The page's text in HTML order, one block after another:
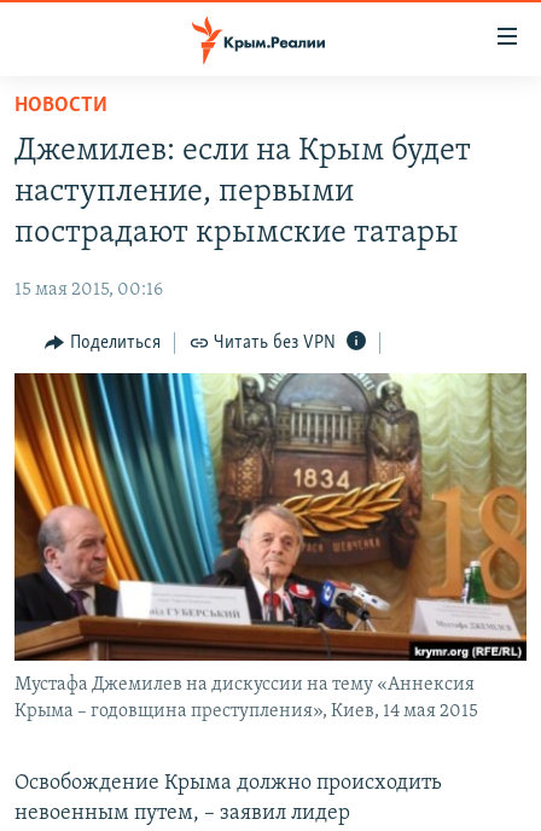
Вернуться
основному
содержанию
Вернутся
главной
Вернутся
поиску
СПЕЦПРОЕКТЫ
11 ЛЕТ ОККУПАЦИИ КРЫМА. 11 ИСТОРИЙ СОПРОТИВЛЕНИЯ
ЕЩЕ
ИНТЕРАКТИВ
ИНФОГРАФИКА
ТЕЛЕПРОЕКТ КРЫМ.РЕАЛИИ
СОВЕТЫ ПРАВОЗАЩИТНИКОВ
ПРОПАВШИЕ БЕЗ ВЕСТИ
ПОБЕДИТЕЛЕЙ НЕ СУДЯТ?
КРЫМ.НЕПОКОРЕННЫЙ
ELIFBE
УКРАИНСКАЯ ПРОБЛЕМА КРЫМА
РАДІО СВОБОДА
КАК ОБОЙТИ БЛОКИРОВКУ
Українською
Qırımtatar
ПРИСОЕДИНЯЙТЕСЬ!
Все сайты RFE/RL
НОВОСТИ
Джемилев: если на Крым будет
наступление, первыми
пострадают крымские татары
15 мая 2015, 00:16
Поделиться Читать без VPN
Мустафа Джемилев на дискуссии на тему «Аннексия
Крыма – годовщина преступления», Киев, 14 мая 2015
Освобождение Крыма должно происходить
невоенным путем, – заявил лидер